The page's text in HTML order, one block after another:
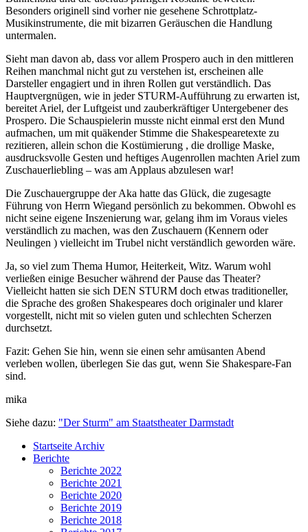
Besonders originell sind vorher nie gesehene Schrottplatz-
Musikinstrumente, die mit bizarren Geräuschen die Handlung
untermalen.
Sieht man davon ab, dass vor allem Prospero auch in den mittleren
Reihen manchmal nicht gut zu verstehen ist, erscheinen alle
Darsteller engagiert und in ihren Rollen gut verständlich. Das
Hauptvergnügen, wie in jeder STURM-Aufführung zu erwarten ist,
bereitet Ariel, der Luftgeist und zauberkräftiger Untergebener des
Prospero. Die Schauspielerin musste nicht einmal erst den Mund
aufmachen, um mit quäkender Stimme die Shakespearetexte zu
rezitieren, allein schon die Kostümierung , die drollige Maske,
ausdrucksvolle Gesten und heftiges Augenrollen machten Ariel zum
Zuschauerliebling – was am Applaus abzulesen war!
Die Zuschauergruppe der Aka hatte das Glück, die zugesagte
Führung von Herrn Wiegand persönlich zu bekommen. Obwohl es
nicht seine eigene Inszenierung war, gelang ihm im Voraus vieles
verständlich zu machen, was den Zuschauern (Kennern oder
Neulingen ) vielleicht im Trubel nicht verständlich geworden wäre.
Ja, so viel zum Thema Humor, Heiterkeit, Witz. Warum wohl
verließen einige Besucher während der Pause das Theater?
Vielleicht hatten sie sich DEN STURM doch etwas traditioneller,
die Sprache des großen Shakespeares doch originaler und klarer
vorgestellt, nicht mit so vielen guten und schlechten Scherzen
durchsetzt.
Fazit: Gehen Sie hin, wenn sie einen sehr amüsanten Abend
verleben wollen, überlegen Sie das gut, wenn Sie Shakespare-Fan
sind.
mika
Siehe dazu: "Der Sturm" am Staatstheater Darmstadt
Startseite Archiv
Berichte
Berichte 2022
Berichte 2021
Berichte 2020
Berichte 2019
Berichte 2018